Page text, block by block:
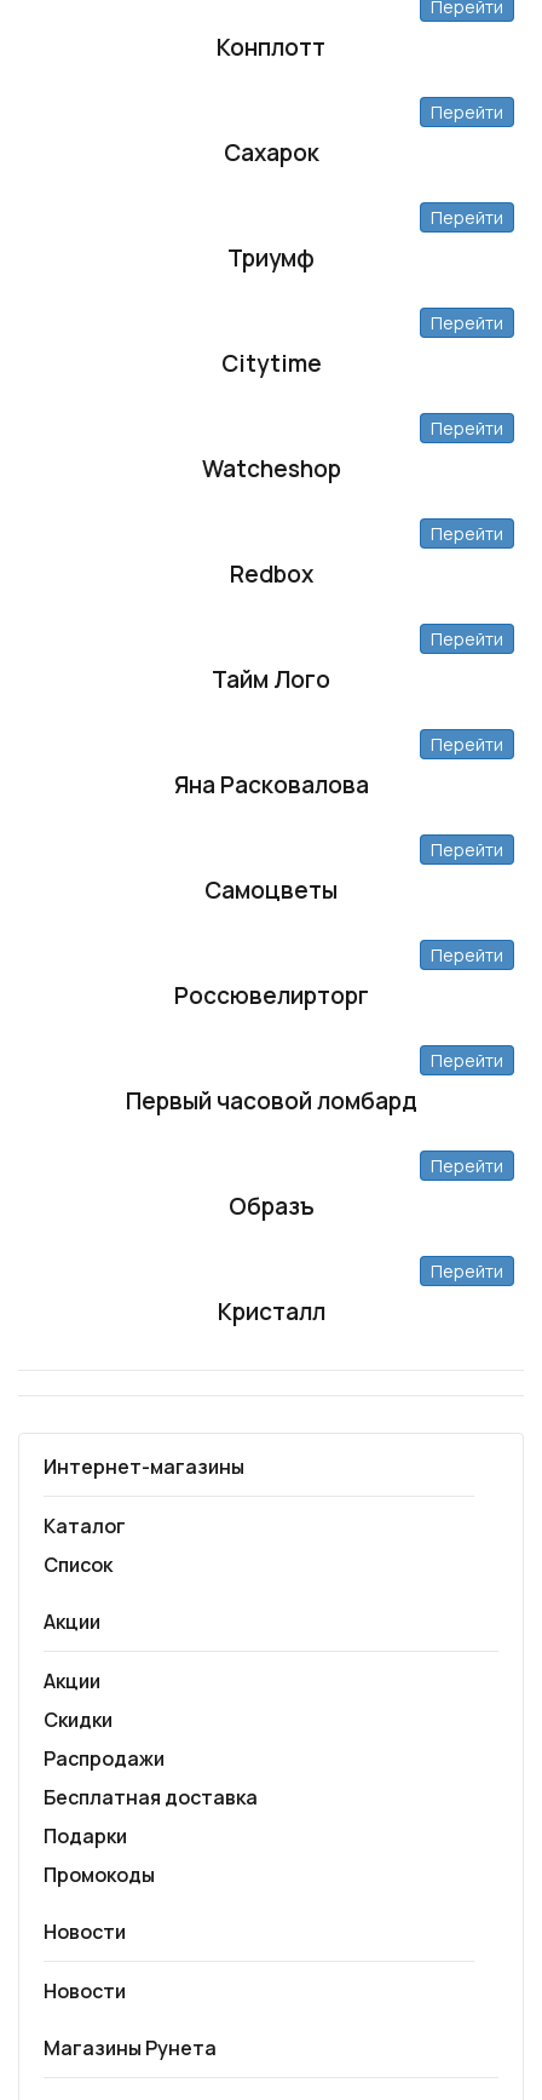
Конплотт
Перейти
Сахарок
Перейти
Триумф
Перейти
Citytime
Перейти
Watcheshop
Перейти
Redbox
Перейти
Тайм Лого
Перейти
Яна Расковалова
Перейти
Самоцветы
Перейти
Россювелирторг
Перейти
Первый часовой ломбард
Перейти
Образъ
Перейти
Кристалл
Перейти
Интернет-магазины
Каталог
Список
Акции
Акции
Скидки
Распродажи
Бесплатная доставка
Подарки
Промокоды
Новости
Новости
Магазины Рунета